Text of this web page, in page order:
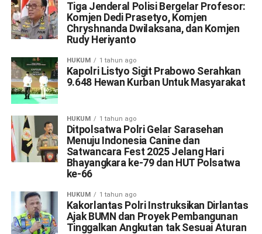
Tiga Jenderal Polisi Bergelar Profesor:
Komjen Dedi Prasetyo, Komjen
Chryshnanda Dwilaksana, dan Komjen
Rudy Heriyanto
HUKUM 1 tahun ago
Kapolri Listyo Sigit Prabowo Serahkan
9.648 Hewan Kurban Untuk Masyarakat
HUKUM 1 tahun ago
Ditpolsatwa Polri Gelar Sarasehan
Menuju Indonesia Canine dan
Satwancara Fest 2025 Jelang Hari
Bhayangkara ke-79 dan HUT Polsatwa
ke-66
HUKUM 1 tahun ago
Kakorlantas Polri Instruksikan Dirlantas
Ajak BUMN dan Proyek Pembangunan
Tinggalkan Angkutan tak Sesuai Aturan